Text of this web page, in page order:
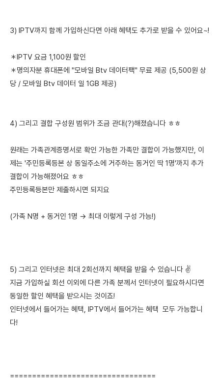
3) IPTV까지 함께 가입하신다면 아래 혜택도 추가로 받을 수 있어요~!
＊IPTV 요금 1,100원 할인
＊명의자분 휴대폰에 "모바일 Btv 데이터팩" 무료 제공 (5,500원 상
당 / 모바일 Btv 데이터 일 1GB 제공)
4) 그리고 결합 구성원 범위가 조금 관대(?)해졌습니다 ㅎㅎ
원래는 가족관계증명서로 확인 가능한 가족만 결합이 가능했지만, 이
제는 '주민등록등본 상 동일주소에 거주하는 동거인 딱 1명'까지 추가
결합이 가능해졌어요 ㅎㅎ
주민등록등본만 제출하시면 되지요
(가족 N명 + 동거인 1명 → 최대 이렇게 구성 가능!)
5) 그리고 인터넷은 최대 2회선까지 혜택을 받을 수 있습니다 ✌️
지금 가입하실 회선 이외에 다른 가족 분께서 인터넷이 필요하시다면
동일한 할인 혜택을 받으시는 것이죠!
인터넷에서 들어가는 혜택, IPTV에서 들어가는 혜택 모두 가능합니
다!
=================================